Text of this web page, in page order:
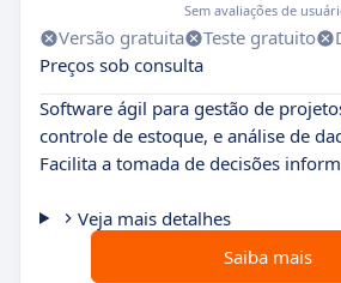
Sem avaliações de
Versão gratuita Teste gratuito
Preços sob consulta
Software ágil para gestão de
controle de estoque, e análise de
Facilita a tomada de decisões
Veja mais detalhes
Saiba mais